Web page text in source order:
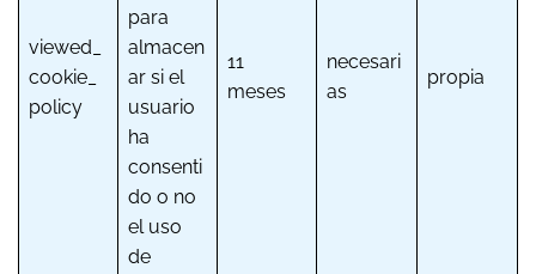
viewed_
cookie_
policy
para
almacen
ar si el
usuario
ha
consenti
do o no
el uso
de
11
meses
necesari
as
propia